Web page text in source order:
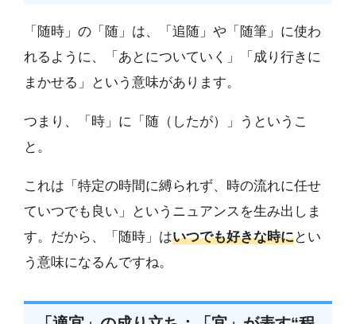
「随時」の「随」は、「追随」や「随筆」に使わ
れるように、「あとについていく」「成り行きに
まかせる」という意味があります。
つまり、「時」に「随（したが）」うというこ
と。
これは「特定の時間に縛られず、時の流れに任せ
ていつでも良い」というニュアンスを生み出しま
す。だから、「随時」はいつでも好きな時にとい
う意味になるんですね。